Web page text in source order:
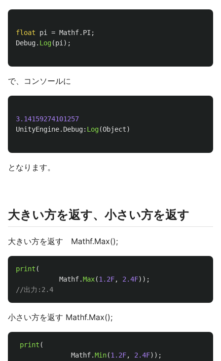
float pi = Mathf. PI ;
Debug. Log(pi );
で、コンソールに
3.14159274101257
UnityEngine. Debug: Log(Object)
となります。
大きい方を返す、小さい方を返す
大きい方を返す Mathf.Max();
print (
Mathf.Max(1.2F, 2.4F));
//出力:2.4
小さい方を返す Mathf.Max();
print (
Mathf.Min(1.2F, 2.4F));